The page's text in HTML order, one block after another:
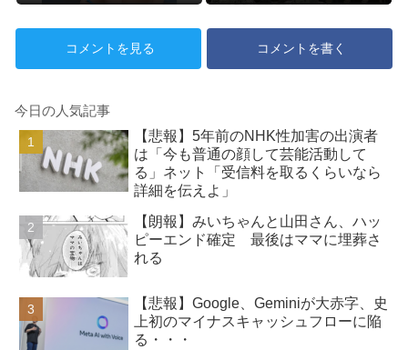
コメントを見る コメントを書く
今日の人気記事
【悲報】5年前のNHK性加害の出演者
は「今も普通の顔して芸能活動して
る」ネット「受信料を取るくらいなら
詳細を伝えよ」
【朗報】みいちゃんと山田さん、ハッ
ピーエンド確定 最後はママに埋葬さ
れる
【悲報】Google、Geminiが大赤字、史
上初のマイナスキャッシュフローに陥
る・・・